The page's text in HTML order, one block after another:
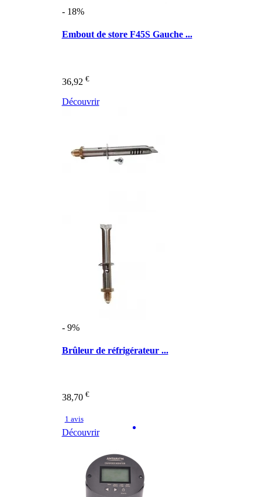
- 18%
Embout de store F45S Gauche ...
36,92 €
Découvrir
- 9%
Brûleur de réfrigérateur ...
38,70 €
1 avis
Découvrir